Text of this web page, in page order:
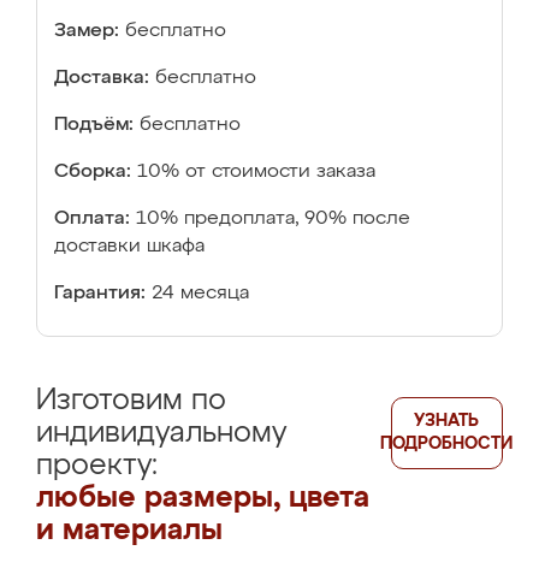
Замер: бесплатно
Доставка: бесплатно
Подъём: бесплатно
Сборка: 10% от стоимости заказа
Оплата: 10% предоплата, 90% после
доставки шкафа
Гарантия: 24 месяца
Изготовим по
индивидуальному
проекту:
любые размеры, цвета
и материалы
УЗНАТЬ
ПОДРОБНОСТИ